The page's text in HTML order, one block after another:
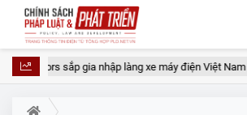
Motors sắp gia nhập làng xe máy điện Việt Nam